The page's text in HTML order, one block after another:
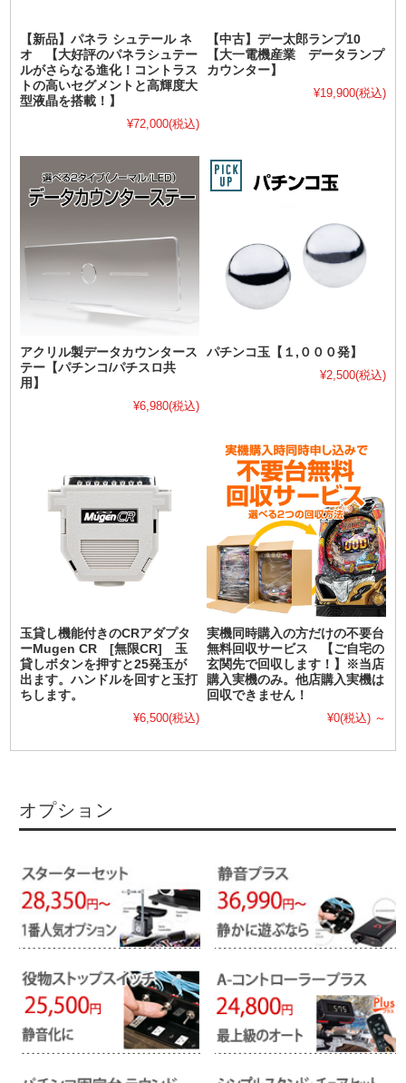
【新品】パネラ シュテール ネ
オ 【大好評のパネラシュテー
ルがさらなる進化！コントラス
トの高いセグメントと高輝度大
型液晶を搭載！】
¥72,000(税込)
【中古】デー太郎ランプ10
【大一電機産業 データランプ
カウンター】
¥19,900(税込)
アクリル製データカウンタース
テー【パチンコ/パチスロ共
用】
¥6,980(税込)
パチンコ玉【１,０００発】
¥2,500(税込)
玉貸し機能付きのCRアダプタ
ーMugen CR [無限CR] 玉
貸しボタンを押すと25発玉が
出ます。ハンドルを回すと玉打
ちします。
¥6,500(税込)
実機同時購入の方だけの不要台
無料回収サービス 【ご自宅の
玄関先で回収します！】※当店
購入実機のみ。他店購入実機は
回収できません！
¥0(税込) ～
オプション